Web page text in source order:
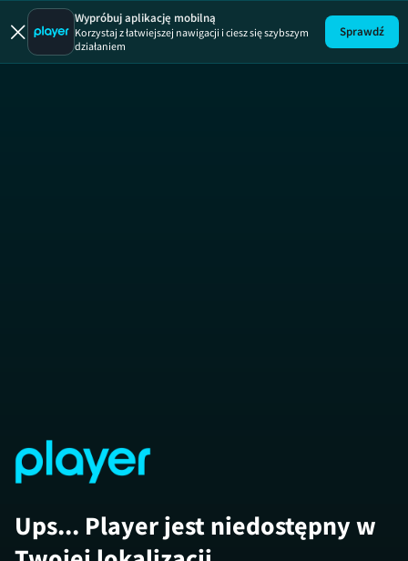
Wypróbuj aplikację mobilną
Korzystaj z łatwiejszej nawigacji i ciesz się szybszym
działaniem
Sprawdź
Ups... Player jest niedostępny w